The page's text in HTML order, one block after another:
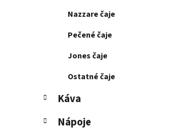
Nazzare čaje
Pečené čaje
Jones čaje
Ostatné čaje
Káva
Nápoje